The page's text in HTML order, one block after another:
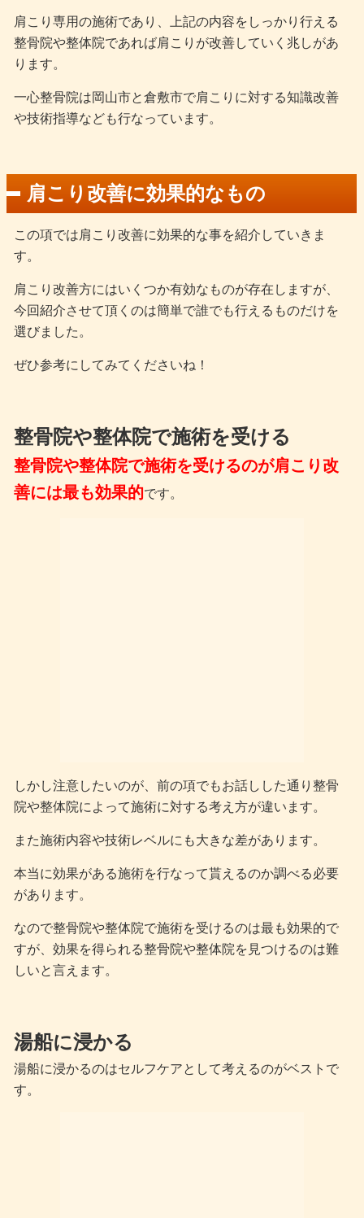
肩こり専用の施術であり、上記の内容をしっかり行える
整骨院や整体院であれば肩こりが改善していく兆しがあ
ります。
一心整骨院は岡山市と倉敷市で肩こりに対する知識改善
や技術指導なども行なっています。
肩こり改善に効果的なもの
この項では肩こり改善に効果的な事を紹介していきま
す。
肩こり改善方にはいくつか有効なものが存在しますが、
今回紹介させて頂くのは簡単で誰でも行えるものだけを
選びました。
ぜひ参考にしてみてくださいね！
整骨院や整体院で施術を受ける
整骨院や整体院で施術を受けるのが肩こり改
善には最も効果的です。
しかし注意したいのが、前の項でもお話しした通り整骨
院や整体院によって施術に対する考え方が違います。
また施術内容や技術レベルにも大きな差があります。
本当に効果がある施術を行なって貰えるのか調べる必要
があります。
なので整骨院や整体院で施術を受けるのは最も効果的で
すが、効果を得られる整骨院や整体院を見つけるのは難
しいと言えます。
湯船に浸かる
湯船に浸かるのはセルフケアとして考えるのがベストで
す。